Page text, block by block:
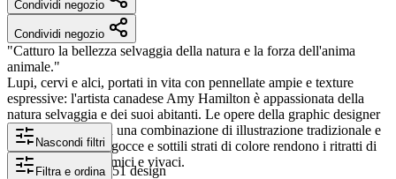
Condividi negozio
Condividi negozio
"Catturo la bellezza selvaggia della natura e la forza dell'anima
animale."
Lupi, cervi e alci, portati in vita con pennellate ampie e texture
espressive: l'artista canadese Amy Hamilton è appassionata della
natura selvaggia e dei suoi abitanti. Le opere della graphic designer
sono realizzate con una combinazione di illustrazione tradizionale e
digitale. Tamponi, gocce e sottili strati di colore rendono i ritratti di
animali molto dinamici e vivaci.
Nascondi filtri
Filtra e ordina 51 design